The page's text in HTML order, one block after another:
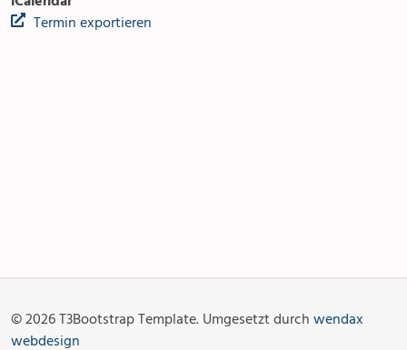
Termin exportieren
© 2026 T3Bootstrap Template. Umgesetzt durch wendax
webdesign
Angebot & Sakramente
Aktuelles
Fotogalerie
Links